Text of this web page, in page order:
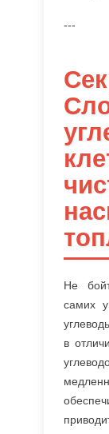
---
Не
самих
в